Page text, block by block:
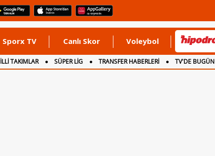
Sporx TV Canlı Skor Voleybol
TAKIMLAR SÜPER LİG TRANSFER HABERLERİ TV'DE BUGÜN